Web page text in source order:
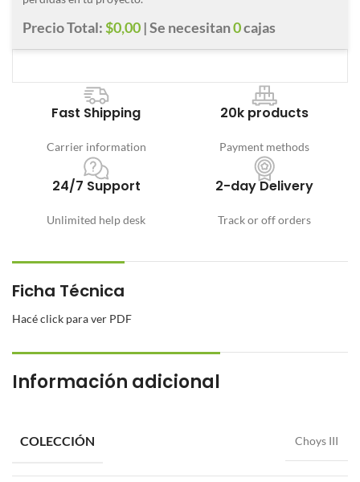
Precio Total:$0,00| Se necesitan0cajas
Fast Shipping
Carrier information
20k products
Payment methods
24/7 Support
Unlimited help desk
2-day Delivery
Track or off orders
Ficha Técnica
Hacé click para ver PDF
Información adicional
COLECCIÓN Choys III